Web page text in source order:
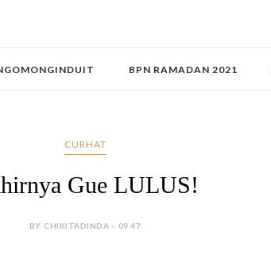
BPN RAMADAN 2021
CURHAT
Gue LULUS!
BY CHIKITADINDA - 09.47